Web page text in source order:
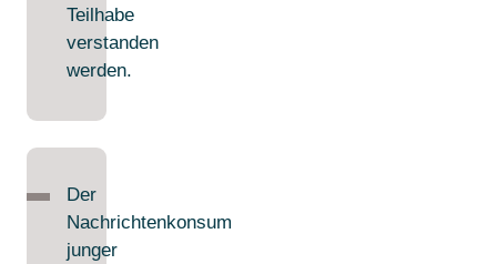
Teilhabe
verstanden
werden.
Der
Nachrichtenkonsum
junger